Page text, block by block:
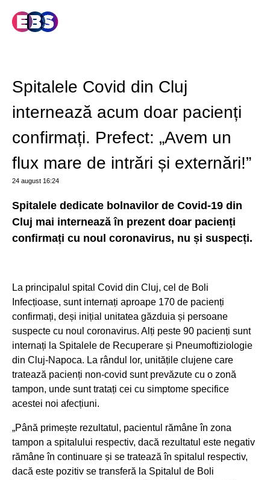
Spitalele Covid din Cluj
internează acum doar pacienți
confirmați. Prefect: „Avem un
flux mare de intrări și externări!”
24 august 16:24
Spitalele dedicate bolnavilor de Covid-19 din
Cluj mai internează în prezent doar pacienți
confirmați cu noul coronavirus, nu și suspecți.
La principalul spital Covid din Cluj, cel de Boli
Infecțioase, sunt internați aproape 170 de pacienți
confirmați, deși inițial unitatea găzduia și persoane
suspecte cu noul coronavirus. Alți peste 90 pacienți sunt
internați la Spitalele de Recuperare și Pneumoftiziologie
din Cluj-Napoca. La rândul lor, unitățile clujene care
tratează pacienți non-covid sunt prevăzute cu o zonă
tampon, unde sunt tratați cei cu simptome specifice
acestei noi afecțiuni.
„Până primește rezultatul, pacientul rămâne în zona
tampon a spitalului respectiv, dacă rezultatul este negativ
rămâne în continuare și se tratează în spitalul respectiv,
dacă este pozitiv se transferă la Spitalul de Boli